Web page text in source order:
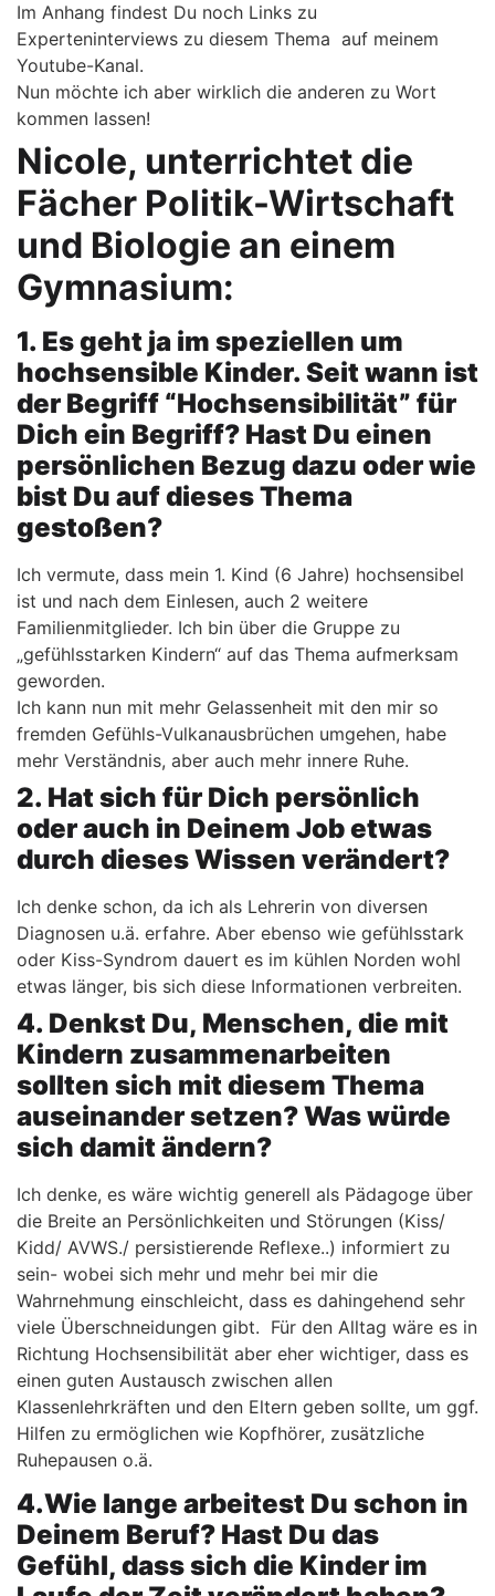
Im Anhang findest Du noch Links zu
Experteninterviews zu diesem Thema auf meinem
Youtube-Kanal.
Nun möchte ich aber wirklich die anderen zu Wort
kommen lassen!
Nicole, unterrichtet die
Fächer Politik-Wirtschaft
und Biologie an einem
Gymnasium:
1. Es geht ja im speziellen um
hochsensible Kinder. Seit wann ist
der Begriff “Hochsensibilität” für
Dich ein Begriff? Hast Du einen
persönlichen Bezug dazu oder wie
bist Du auf dieses Thema
gestoßen?
Ich vermute, dass mein 1. Kind (6 Jahre) hochsensibel
ist und nach dem Einlesen, auch 2 weitere
Familienmitglieder. Ich bin über die Gruppe zu
„gefühlsstarken Kindern“ auf das Thema aufmerksam
geworden.
Ich kann nun mit mehr Gelassenheit mit den mir so
fremden Gefühls-Vulkanausbrüchen umgehen, habe
mehr Verständnis, aber auch mehr innere Ruhe.
2. Hat sich für Dich persönlich
oder auch in Deinem Job etwas
durch dieses Wissen verändert?
Ich denke schon, da ich als Lehrerin von diversen
Diagnosen u.ä. erfahre. Aber ebenso wie gefühlsstark
oder Kiss-Syndrom dauert es im kühlen Norden wohl
etwas länger, bis sich diese Informationen verbreiten.
4. Denkst Du, Menschen, die mit
Kindern zusammenarbeiten
sollten sich mit diesem Thema
auseinander setzen? Was würde
sich damit ändern?
Ich denke, es wäre wichtig generell als Pädagoge über
die Breite an Persönlichkeiten und Störungen (Kiss/
Kidd/ AVWS./ persistierende Reflexe..) informiert zu
sein- wobei sich mehr und mehr bei mir die
Wahrnehmung einschleicht, dass es dahingehend sehr
viele Überschneidungen gibt. Für den Alltag wäre es in
Richtung Hochsensibilität aber eher wichtiger, dass es
einen guten Austausch zwischen allen
Klassenlehrkräften und den Eltern geben sollte, um ggf.
Hilfen zu ermöglichen wie Kopfhörer, zusätzliche
Ruhepausen o.ä.
4.Wie lange arbeitest Du schon in
Deinem Beruf? Hast Du das
Gefühl, dass sich die Kinder im